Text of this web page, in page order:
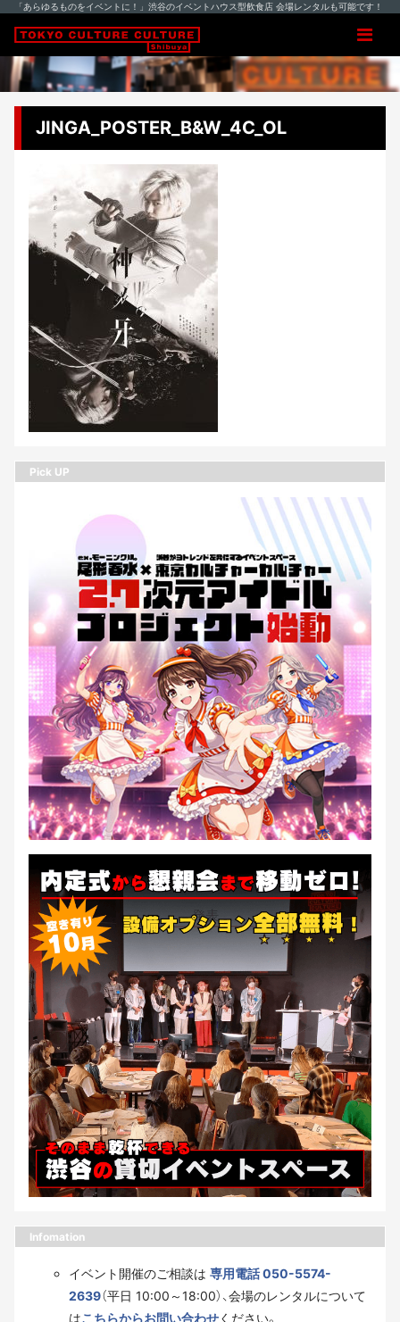
「あらゆるものをイベントに！」渋谷のイベントハウス型飲食店 会場レンタルも可能です！
JINGA_POSTER_B&W_4C_OL
Pick UP
Infomation
イベント開催のご相談は 専用電話 050-5574-
2639（平日 10:00～18:00）、会場のレンタルについて
はこちらからお問い合わせください。